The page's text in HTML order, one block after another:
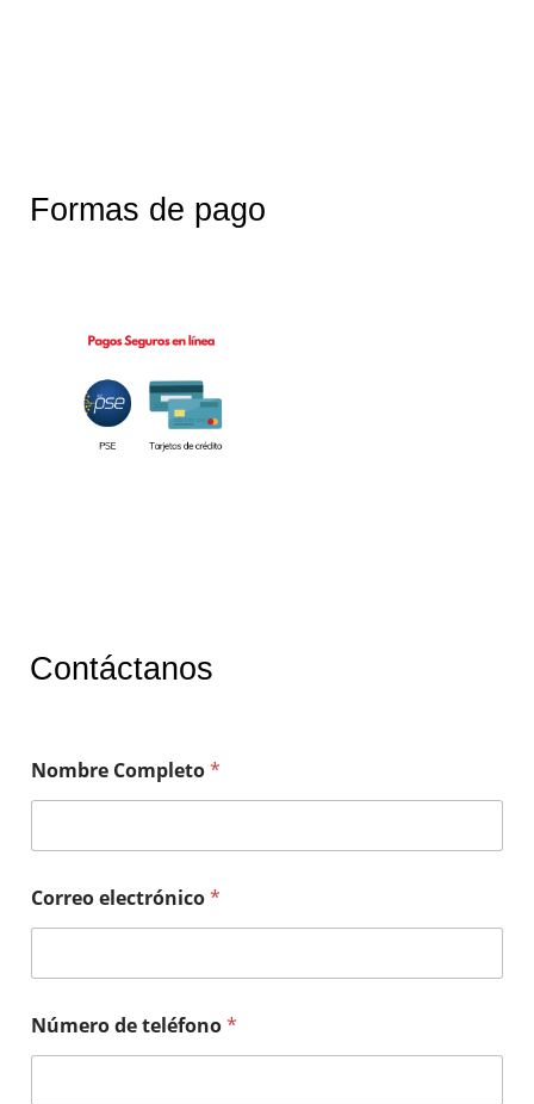
Formas de pago
Contáctanos
Nombre Completo*
Correo electrónico*
Número de teléfono*